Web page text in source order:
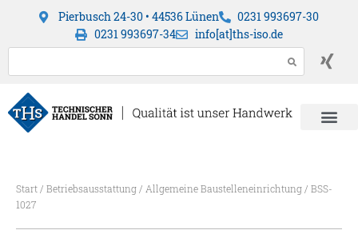
Pierbusch 24-30 • 44536 Lünen
0231 993697-30
0231 993697-34
info[at]ths-iso.de
Start/ Betriebsausstattung/ Allgemeine Baustelleneinrichtung/ BSS-
1027